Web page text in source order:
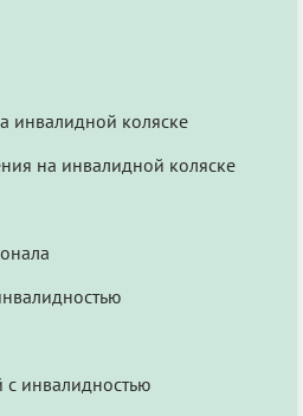
инвалидной коляске
на инвалидной коляске
инвалидностью